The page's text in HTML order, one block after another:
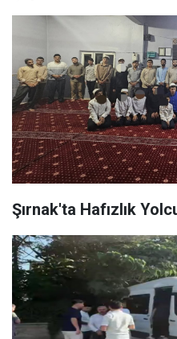
Şırnak'ta Hafızlık